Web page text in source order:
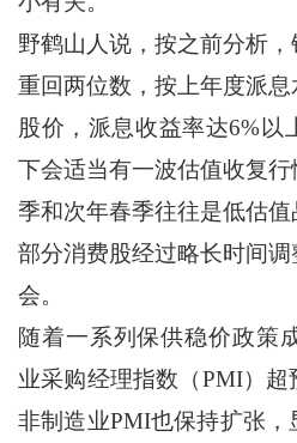
野鹤山人说，按之前分析
重回两位数，按上年度派
股价，派息收益率达6%以
下会适当有一波估值收复
季和次年春季往往是低估值
部分消费股经过略长时间
会。
随着一系列保供稳价政策
业采购经理指数（PMI）超
非制造业PMI也保持扩张